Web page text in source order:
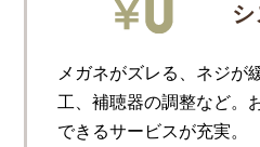
メガネがズレる、ネジが
工、補聴器の調整など。
できるサービスが充実。